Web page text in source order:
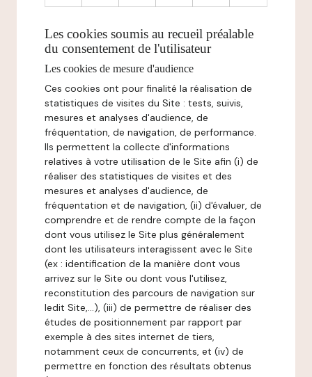
Les cookies soumis au recueil préalable
du consentement de l'utilisateur
Les cookies de mesure d'audience
Ces cookies ont pour finalité la réalisation de
statistiques de visites du Site : tests, suivis,
mesures et analyses d'audience, de
fréquentation, de navigation, de performance.
Ils permettent la collecte d'informations
relatives à votre utilisation de le Site afin (i) de
réaliser des statistiques de visites et des
mesures et analyses d'audience, de
fréquentation et de navigation, (ii) d'évaluer, de
comprendre et de rendre compte de la façon
dont vous utilisez le Site plus généralement
dont les utilisateurs interagissent avec le Site
(ex : identification de la manière dont vous
arrivez sur le Site ou dont vous l'utilisez,
reconstitution des parcours de navigation sur
ledit Site,...), (iii) de permettre de réaliser des
études de positionnement par rapport par
exemple à des sites internet de tiers,
notamment ceux de concurrents, et (iv) de
permettre en fonction des résultats obtenus